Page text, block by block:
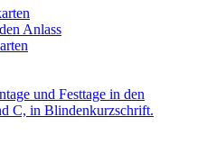
Anlass
und Festtage in den
C, in Blindenkurzschrift.